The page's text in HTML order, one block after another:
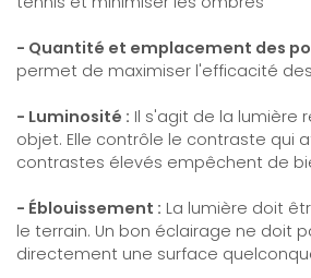
- Quantité et emplacement des
permet de maximiser l'efficacité
- Luminosité : Il s'agit de la lumière
objet. Elle contrôle le contraste qui
contrastes élevés empêchent de
- Éblouissement : La lumière doit
le terrain. Un bon éclairage ne doit
directement une surface